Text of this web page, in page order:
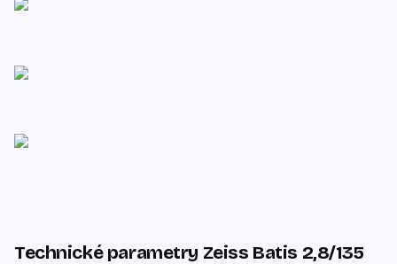
Technické parametry Zeiss Batis 2,8/135